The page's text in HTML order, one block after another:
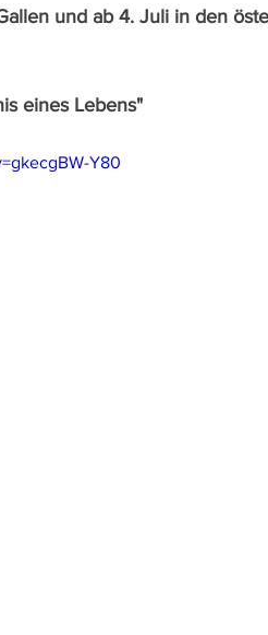
und ab 4. Juli in den
eines Lebens"
Y80